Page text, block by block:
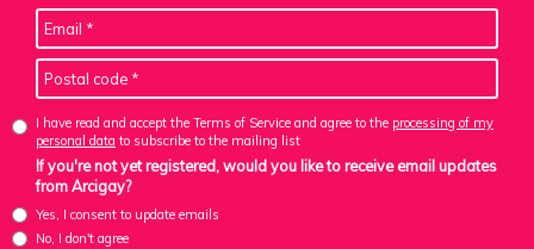
I have read and accept the Terms of Service and agree to the processing of my
personal data to subscribe to the mailing list
If you're not yet registered, would you like to receive email updates
from Arcigay?
Yes, I consent to update emails
No, I don't agree